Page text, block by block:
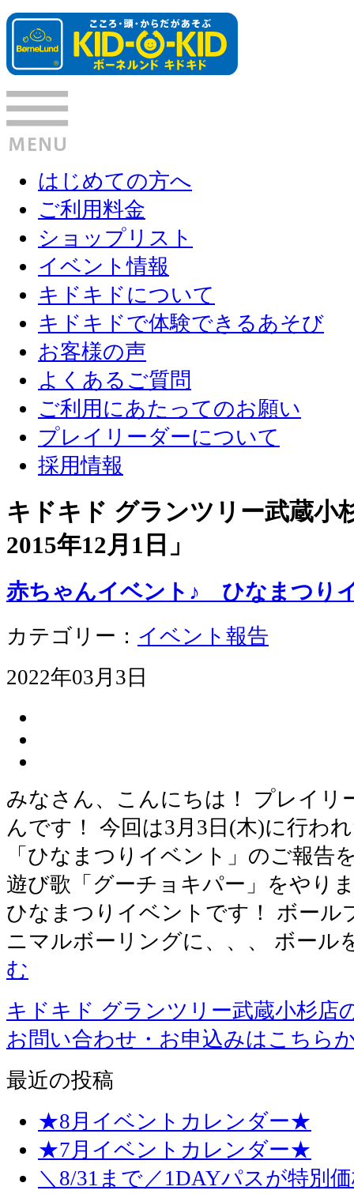
はじめての方へ
ご利用料金
ショップリスト
イベント情報
キドキドについて
キドキドで体験できるあそび
お客様の声
よくあるご質問
ご利用にあたってのお願い
プレイリーダーについて
採用情報
キドキド グランツリー武蔵
2015年12月1日 」
赤ちゃんイベント♪ ひなまつり
カテゴリー： イベント報告
2022年03月3日
みなさん、こんにちは！ プレイリ
んです！ 今回は3月3日(木)に行わ
「ひなまつりイベント」のご報告
遊び歌「グーチョキパー」をやり
ひなまつりイベントです！ ボール
ニマルボーリングに、、、 ボール
む
キドキド グランツリー武蔵小杉店
お問い合わせ・お申込みはこちら
最近の投稿
★8月イベントカレンダー★
★7月イベントカレンダー★
＼8/31まで／1DAYパスが特別